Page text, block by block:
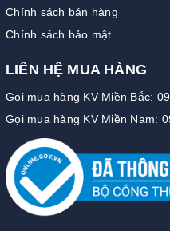
Chính sách bán hàng
Chính sách bảo mật
LIÊN HỆ MUA HÀNG
Gọi mua hàng KV Miền Bắc:
Gọi mua hàng KV Miền Nam: